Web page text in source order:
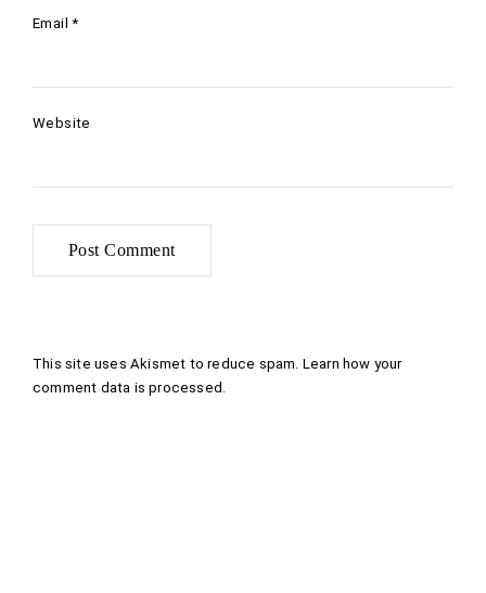
Email*
Website
This site uses Akismet to reduce spam. Learn how your
comment data is processed .